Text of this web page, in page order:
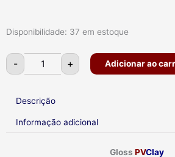
Disponibilidade: 37 em estoque
-
Gloss
PVClay
+ Adicionar ao
Descrição
Informação adicional
Gloss PVClay